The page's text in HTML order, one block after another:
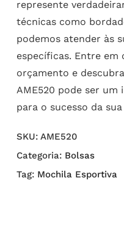
represente
técnicas como
podemos atender às
específicas. Entre
orçamento e
AME520 pode ser
para o sucesso da
SKU: AME520
Categoria: Bolsas
Tag: Mochila Esportiva